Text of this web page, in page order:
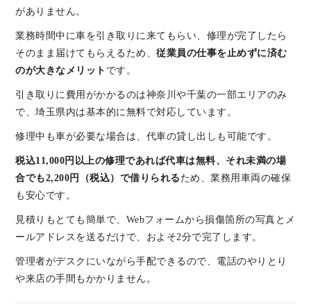
がありません。
業務時間中に車を引き取りに来てもらい、修理が完了したら
そのまま届けてもらえるため、 従業員の仕事を止めずに済む
のが大きなメリット です。
引き取りに費用がかかるのは神奈川や千葉の一部エリアのみ
で、埼玉県内は基本的に無料で対応しています。
修理中も車が必要な場合は、代車の貸し出しも可能です。
税込11,000円以上の修理であれば代車は無料、それ未満の場
合でも2,200円（税込）で借りられる ため、業務用車両の確保
も安心です。
見積りもとても簡単で、Webフォームから損傷箇所の写真とメ
ールアドレスを送るだけで、およそ2分で完了します。
管理者がデスクにいながら手配できるので、電話のやりとり
や来店の手間もかかりません。